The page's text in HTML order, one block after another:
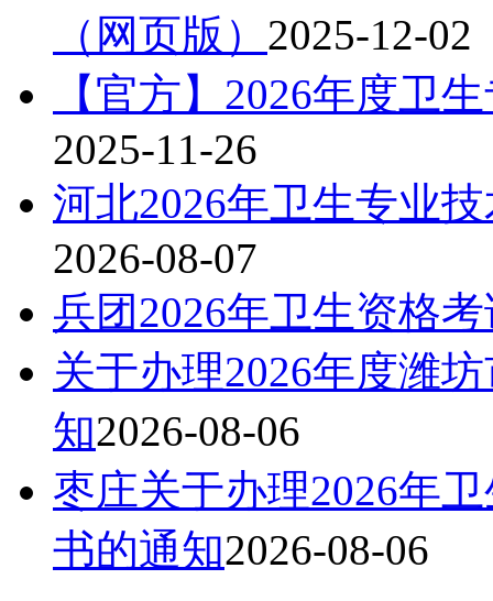
（网页版） 2025-12-02
【官方】2026年度卫
2025-11-26
河北2026年卫生专业
2026-08-07
兵团2026年卫生资格
关于办理2026年度潍
知2026-08-06
枣庄关于办理2026年
书的通知2026-08-06